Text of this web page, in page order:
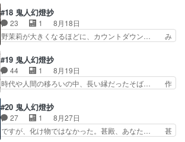
いなんだ」、あぁそうか、レ… 蕎麦打ちしてる甚
夜がちょっとシュールやっ… ついに、夕凪、野茉
莉の2人が登場夕凪は今…
納得してしまった！そして答えを出すの… 死闘し
た相手と時を超えての再会がコンビニ… 現代って
やっぱりそういうことなのか。なん… 甚夜とおふ
うはもう完全に夫婦やってんじゃ… 実は作中最後
からん甚夜と岡田貴一を相討… 復讐の修羅ではな
い道を行くのかと思いきや… 甚夜とおふうさん、
もう夫婦で良くない？蕎…
#18 鬼人幻燈抄
23 1
8月18日
野茉莉が大きくなるほどに、カウントダウン… み
ゃんだった野茉莉ちゃんが成長してる〜… 慶応三
年は大政奉還の年か。幕末編だからも… 成長した
野茉莉（のまり）。蕎麦屋に野茉莉… 立場によっ
て人は変わるよなぁ。ていうかめ… あら、娘ちゃ
場に小躍りした。蕎麦屋の店… だいぶ作画がちょ
いちょい怪しくなってきた… 秋津染五郎生きてい
た「君の子や言うわりに…
#19 鬼人幻燈抄
44 1
8月19日
時代や人間の移ろいの中、長い縁だったそば… 作
人の出会いと別れ。出会いは皆同じだが… 平成編
なんて今の登場人物たちとの別れを経… 蕎麦屋、
主人がそばを振る舞う。おふう、甚… こんな気に
なる終わり方するの？？？？？？… 蕎麦屋のおや
#20 鬼人幻燈抄
27 1
8月27日
ですが、化け物ではなかった。甚殿、あなた… 甚